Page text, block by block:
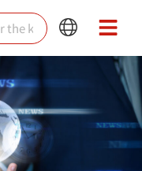
Main
Menu
Main
Menu